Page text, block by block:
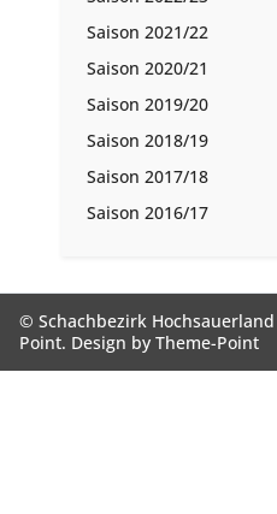
Saison 2021/22
Saison 2020/21
Saison 2019/20
Saison 2018/19
Saison 2017/18
Saison 2016/17
© Schachbezirk
Point. Design byTheme-Point